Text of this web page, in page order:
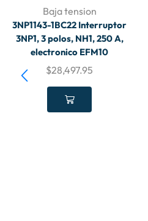
Baja tension
3NP1143-1BC22 Interruptor
3NP1, 3 polos, NH1, 250 A,
electronico EFM10
$28,497.95